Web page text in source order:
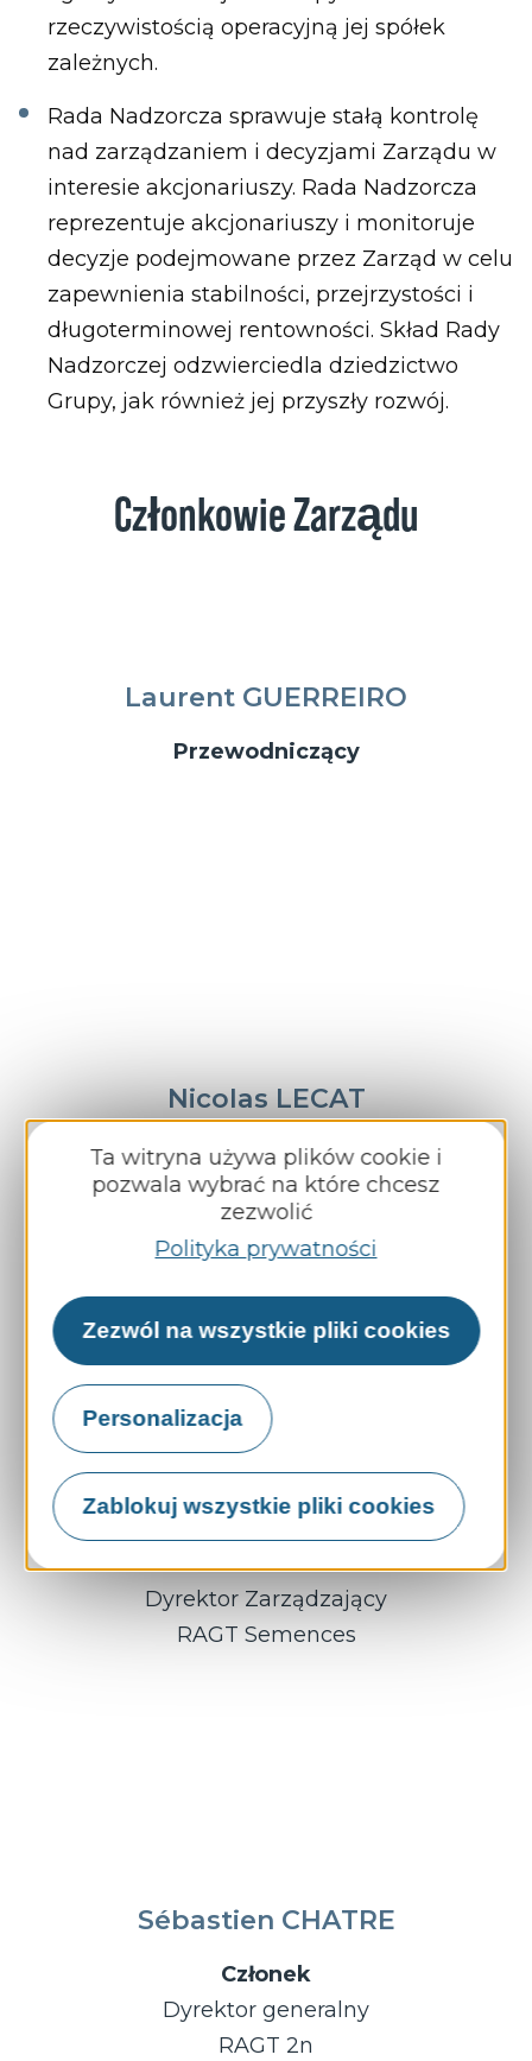
Ta witryna używa plików cookie i
pozwala wybrać na które chcesz
zezwolić
Polityka prywatności
Zezwól na wszystkie pliki cookies
Personalizacja
Zablokuj wszystkie pliki cookies
rzeczywistością operacyjną jej spółek
zależnych.
Rada Nadzorcza sprawuje stałą kontrolę
nad zarządzaniem i decyzjami Zarządu w
interesie akcjonariuszy. Rada Nadzorcza
reprezentuje akcjonariuszy i monitoruje
decyzje podejmowane przez Zarząd w celu
zapewnienia stabilności, przejrzystości i
długoterminowej rentowności. Skład Rady
Nadzorczej odzwierciedla dziedzictwo
Grupy, jak również jej przyszły rozwój.
Członkowie Zarządu
Laurent GUERREIRO
Przewodniczący
Nicolas LECAT
Członek
Dyrektor zarządzający
RAGT Plateau Central
Damien ROBERT
Członek
Dyrektor Zarządzający
RAGT Semences
Sébastien CHATRE
Członek
Dyrektor generalny
RAGT 2n